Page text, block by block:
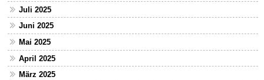
Juli 2025
Juni 2025
Mai 2025
April 2025
März 2025